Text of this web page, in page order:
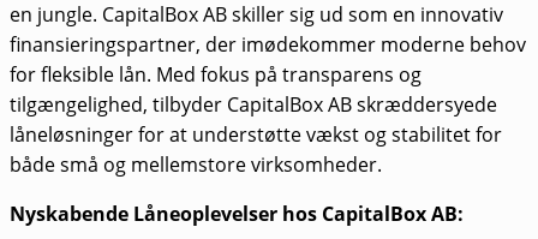
en jungle. CapitalBox AB skiller sig ud som en innovativ
finansieringspartner, der imødekommer moderne behov
for fleksible lån. Med fokus på transparens og
tilgængelighed, tilbyder CapitalBox AB skræddersyede
låneløsninger for at understøtte vækst og stabilitet for
både små og mellemstore virksomheder.
Nyskabende Låneoplevelser hos CapitalBox AB: